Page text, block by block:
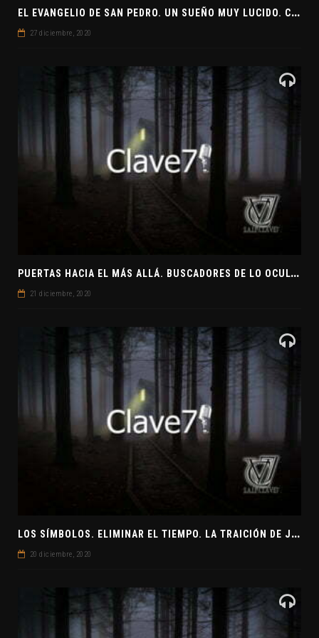
E
L EVANGELIO DE SAN PEDRO. UN SUEÑO MUY LUCIDO. CLAVE7 NEWS ¿PREPARADOS PARA UNA VISITA EXTRATERRESTRE?
27 diciembre, 2020
P
UERTAS HACIA EL MÁS ALLÁ. BUSCADORES DE LO OCULTO. EL PENSAMIENTO ABSTRACTO. EVANGELIOS APÓCRIFOS
21 diciembre, 2020
L
OS SÍMBOLOS. ELIMINAR EL TIEMPO. LA TRAICIÓN DE JUDAS
20 diciembre, 2020